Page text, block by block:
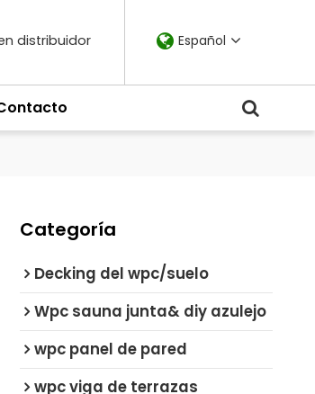
distribuidor Español
Categoría
Decking del wpc/suelo
Wpc sauna junta& diy azulejo
wpc panel de pared
wpc viga de terrazas